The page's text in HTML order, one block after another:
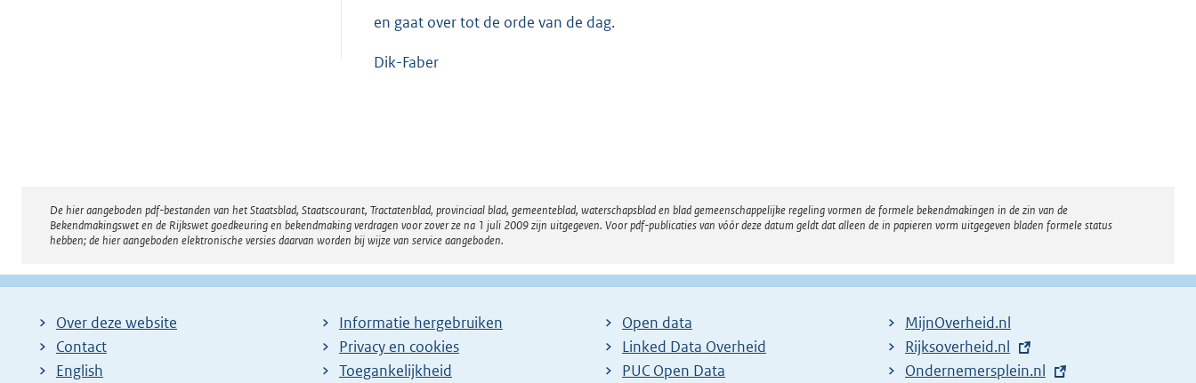
en gaat over tot de orde van de dag.
Dik-Faber
Disclaimer
De hier aangeboden pdf-bestanden van het Staatsblad, Staatscourant, Tractatenblad, provinciaal blad, gemeenteblad, waterschapsblad en blad gemeenschappelijke regeling vormen de formele bekendmakingen in de zin van de
Bekendmakingswet en de Rijkswet goedkeuring en bekendmaking verdragen voor zover ze na 1 juli 2009 zijn uitgegeven. Voor pdf-publicaties van vóór deze datum geldt dat alleen de in papieren vorm uitgegeven bladen formele status
hebben; de hier aangeboden elektronische versies daarvan worden bij wijze van service aangeboden.
Over deze website
Contact
English
Informatie hergebruiken
Privacy en cookies
Toegankelijkheid
Open data
Linked Data Overheid
PUC Open Data
MijnOverheid.nl
E
x
Rijksoverheid.nl
E
Ondernemersplein.nl